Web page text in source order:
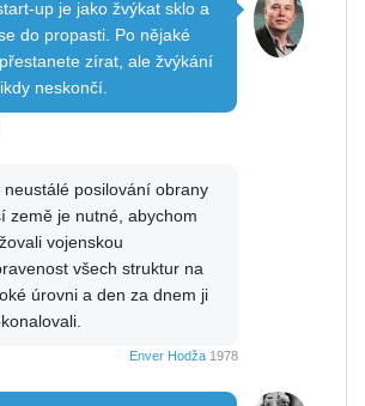
up je jako žvýkat sklo a
do propasti. Po nějaké
zírat, ale žvýkání
neskončí.
neustálé posilování obrany
země je nutné, abychom
vojenskou
všech struktur na
úrovni a den za dnem ji
Enver Hodža 1978